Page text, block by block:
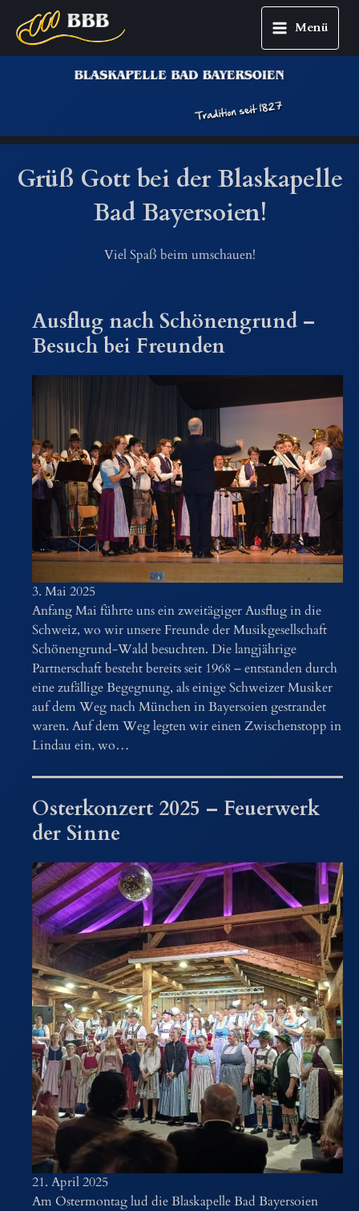
Main
Menu
Menü
Grüß Gott bei der Blaskapelle
Bad Bayersoien!
Viel Spaß beim umschauen!
Ausflug nach Schönengrund –
Besuch bei Freunden
3. Mai 2025
Anfang Mai führte uns ein zweitägiger Ausflug in die
Schweiz, wo wir unsere Freunde der Musikgesellschaft
Schönengrund-Wald besuchten. Die langjährige
Partnerschaft besteht bereits seit 1968 – entstanden durch
eine zufällige Begegnung, als einige Schweizer Musiker
auf dem Weg nach München in Bayersoien gestrandet
waren. Auf dem Weg legten wir einen Zwischenstopp in
Lindau ein, wo…
Osterkonzert 2025 – Feuerwerk
der Sinne
21. April 2025
Am Ostermontag lud die Blaskapelle Bad Bayersoien